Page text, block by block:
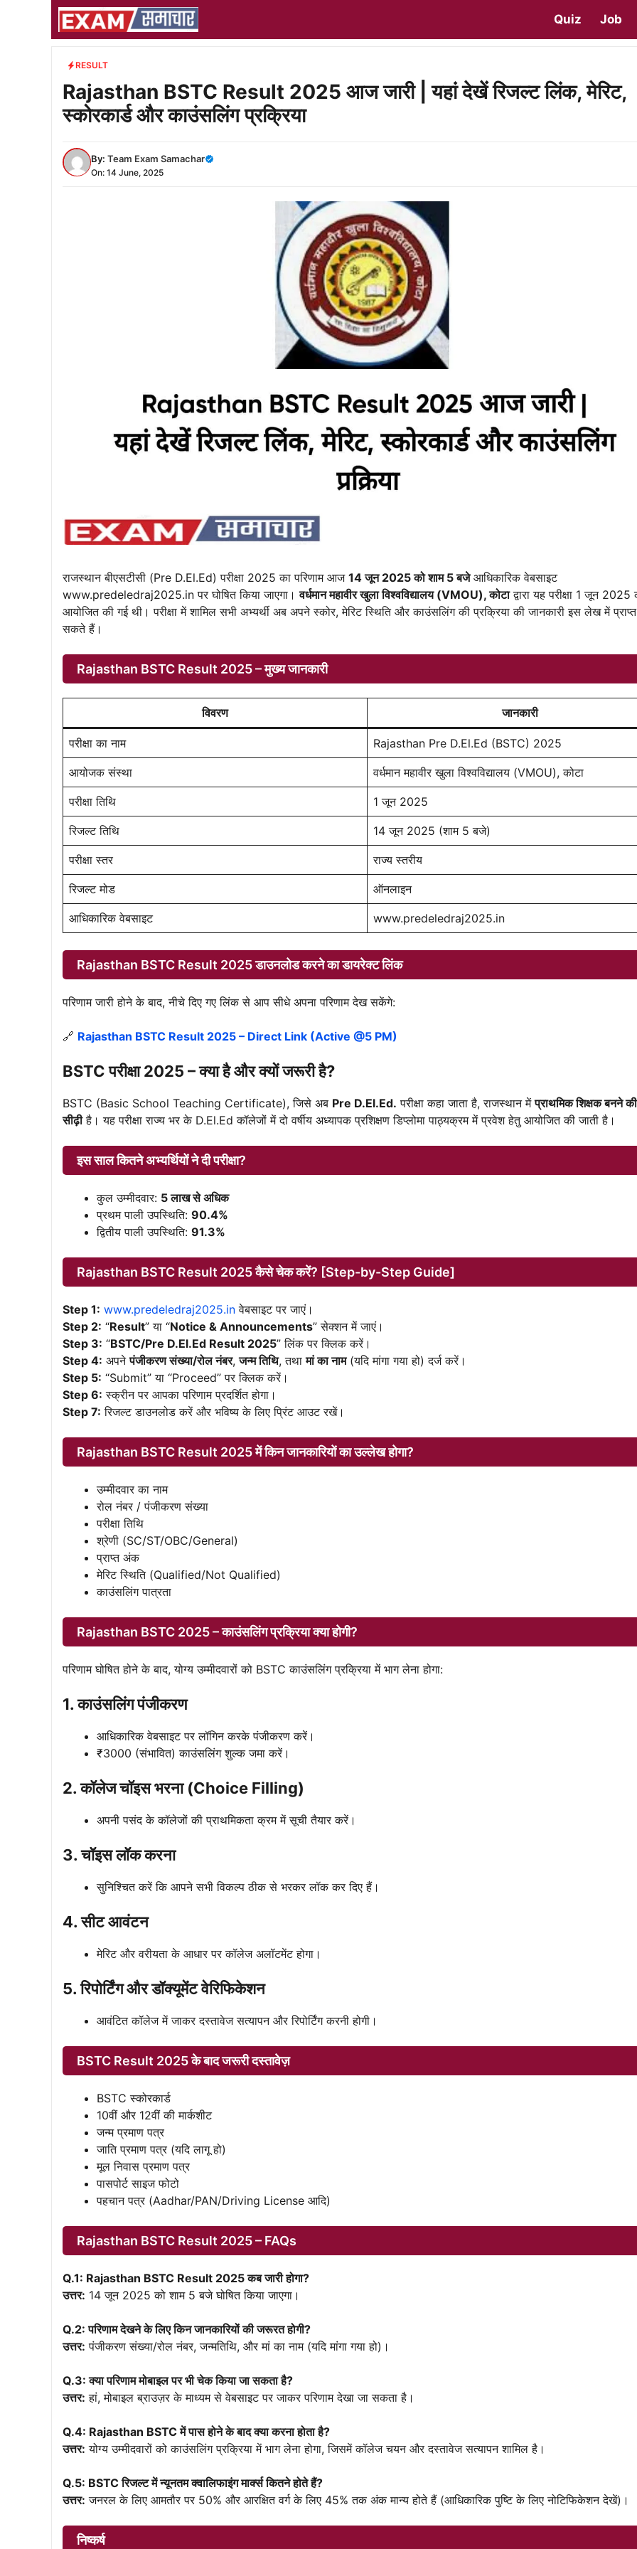
Quiz Job
RESULT
Rajasthan BSTC Result 2025 आज जारी | यहां देखें रिजल्ट लिंक, मेरिट,
स्कोरकार्ड और काउंसलिंग प्रक्रिया
By: Team Exam Samachar
On: 14 June, 2025
राजस्थान बीएसटीसी (Pre D.El.Ed) परीक्षा 2025 का परिणाम आज 14 जून 2025 को शाम 5 बजेआधिकारिक वेबसाइट
www.predeledraj2025.in पर घोषित किया जाएगा।वर्धमान महावीर खुला विश्वविद्यालय (VMOU), कोटाद्वारा यह परीक्षा 1 जून 2025
आयोजित की गई थी। परीक्षा में शामिल सभी अभ्यर्थी अब अपने स्कोर, मेरिट स्थिति और काउंसलिंग की प्रक्रिया की जानकारी इस लेख में
सकते हैं।
Rajasthan BSTC Result 2025 – मुख्य जानकारी
विवरण जानकारी
परीक्षा का नाम Rajasthan Pre D.El.Ed (BSTC) 2025
आयोजक संस्था वर्धमान महावीर खुला विश्वविद्यालय (VMOU), कोटा
परीक्षा तिथि 1 जून 2025
रिजल्ट तिथि 14 जून 2025 (शाम 5 बजे)
परीक्षा स्तर राज्य स्तरीय
रिजल्ट मोड ऑनलाइन
आधिकारिक वेबसाइट www.predeledraj2025.in
Rajasthan BSTC Result 2025 डाउनलोड करने का डायरेक्ट लिंक
परिणाम जारी होने के बाद, नीचे दिए गए लिंक से आप सीधे अपना परिणाम देख सकेंगे:
🔗 Rajasthan BSTC Result 2025 – Direct Link (Active @5 PM)
BSTC परीक्षा 2025 – क्या है और क्यों जरूरी है?
BSTC (Basic School Teaching Certificate), जिसे अब Pre D.El.Ed. परीक्षा कहा जाता है, राजस्थान मेंप्राथमिक शिक्षक बनने
सीढ़ीहै। यह परीक्षा राज्य भर के D.El.Ed कॉलेजों में दो वर्षीय अध्यापक प्रशिक्षण डिप्लोमा पाठ्यक्रम में प्रवेश हेतु आयोजित की जाती है।
इस साल कितने अभ्यर्थियों ने दी परीक्षा?
कुल उम्मीदवार: 5 लाख से अधिक
प्रथम पाली उपस्थिति: 90.4%
द्वितीय पाली उपस्थिति: 91.3%
Rajasthan BSTC Result 2025 कैसे चेक करें? [Step-by-Step Guide]
Step 1: www.predeledraj2025.in वेबसाइट पर जाएं।
Step 2: “Result” या “Notice & Announcements” सेक्शन में जाएं।
Step 3: “BSTC/Pre D.El.Ed Result 2025” लिंक पर क्लिक करें।
Step 4: अपनेपंजीकरण संख्या/रोल नंबर,जन्म तिथि, तथामां का नाम(यदि मांगा गया हो) दर्ज करें।
Step 5: “Submit” या “Proceed” पर क्लिक करें।
Step 6: स्क्रीन पर आपका परिणाम प्रदर्शित होगा।
Step 7: रिजल्ट डाउनलोड करें और भविष्य के लिए प्रिंट आउट रखें।
Rajasthan BSTC Result 2025 में किन जानकारियों का उल्लेख होगा?
उम्मीदवार का नाम
रोल नंबर / पंजीकरण संख्या
परीक्षा तिथि
श्रेणी (SC/ST/OBC/General)
प्राप्त अंक
मेरिट स्थिति (Qualified/Not Qualified)
काउंसलिंग पात्रता
Rajasthan BSTC 2025 – काउंसलिंग प्रक्रिया क्या होगी?
परिणाम घोषित होने के बाद, योग्य उम्मीदवारों को BSTC काउंसलिंग प्रक्रिया में भाग लेना होगा:
1. काउंसलिंग पंजीकरण
आधिकारिक वेबसाइट पर लॉगिन करके पंजीकरण करें।
₹3000 (संभावित) काउंसलिंग शुल्क जमा करें।
2. कॉलेज चॉइस भरना (Choice Filling)
अपनी पसंद के कॉलेजों की प्राथमिकता क्रम में सूची तैयार करें।
3. चॉइस लॉक करना
सुनिश्चित करें कि आपने सभी विकल्प ठीक से भरकर लॉक कर दिए हैं।
4. सीट आवंटन
मेरिट और वरीयता के आधार पर कॉलेज अलॉटमेंट होगा।
5. रिपोर्टिंग और डॉक्यूमेंट वेरिफिकेशन
आवंटित कॉलेज में जाकर दस्तावेज सत्यापन और रिपोर्टिंग करनी होगी।
BSTC Result 2025 के बाद जरूरी दस्तावेज़
BSTC स्कोरकार्ड
10वीं और 12वीं की मार्कशीट
जन्म प्रमाण पत्र
जाति प्रमाण पत्र (यदि लागू हो)
मूल निवास प्रमाण पत्र
पासपोर्ट साइज फोटो
पहचान पत्र (Aadhar/PAN/Driving License आदि)
Rajasthan BSTC Result 2025 – FAQs
Q.1: Rajasthan BSTC Result 2025 कब जारी होगा?
उत्तर: 14 जून 2025 को शाम 5 बजे घोषित किया जाएगा।
Q.2: परिणाम देखने के लिए किन जानकारियों की जरूरत होगी?
उत्तर: पंजीकरण संख्या/रोल नंबर, जन्मतिथि, और मां का नाम (यदि मांगा गया हो)।
Q.3: क्या परिणाम मोबाइल पर भी चेक किया जा सकता है?
उत्तर: हां, मोबाइल ब्राउज़र के माध्यम से वेबसाइट पर जाकर परिणाम देखा जा सकता है।
Q.4: Rajasthan BSTC में पास होने के बाद क्या करना होता है?
उत्तर: योग्य उम्मीदवारों को काउंसलिंग प्रक्रिया में भाग लेना होगा, जिसमें कॉलेज चयन और दस्तावेज सत्यापन शामिल है।
Q.5: BSTC रिजल्ट में न्यूनतम क्वालिफाइंग मार्क्स कितने होते हैं?
उत्तर: जनरल के लिए आमतौर पर 50% और आरक्षित वर्ग के लिए 45% तक अंक मान्य होते हैं (आधिकारिक पुष्टि के लिए नोटिफिकेशन देखें)।
निष्कर्ष